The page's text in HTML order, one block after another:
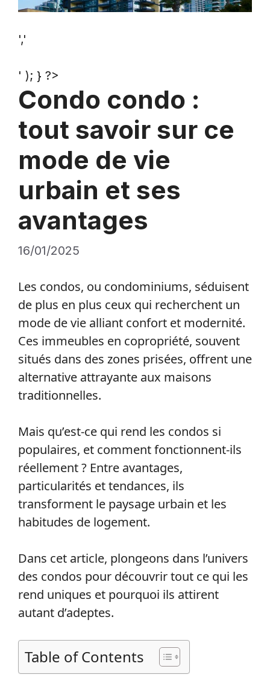
','
' ); } ?>
Condo condo :
tout savoir sur ce
mode de vie
urbain et ses
avantages
16/01/2025
Les condos, ou condominiums, séduisent
de plus en plus ceux qui recherchent un
mode de vie alliant confort et modernité.
Ces immeubles en copropriété, souvent
situés dans des zones prisées, offrent une
alternative attrayante aux maisons
traditionnelles.
Mais qu’est-ce qui rend les condos si
populaires, et comment fonctionnent-ils
réellement ? Entre avantages,
particularités et tendances, ils
transforment le paysage urbain et les
habitudes de logement.
Dans cet article, plongeons dans l’univers
des condos pour découvrir tout ce qui les
rend uniques et pourquoi ils attirent
autant d’adeptes.
Table of Contents